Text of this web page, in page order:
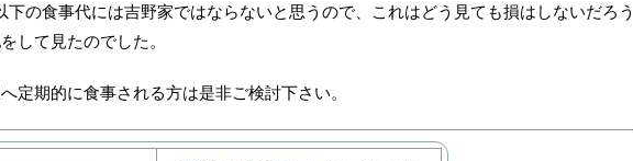
の食事代には吉野家ではならないと思うので、これはどう見ても損はしないだろう
して見たのでした。
定期的に食事される方は是非ご検討下さい。